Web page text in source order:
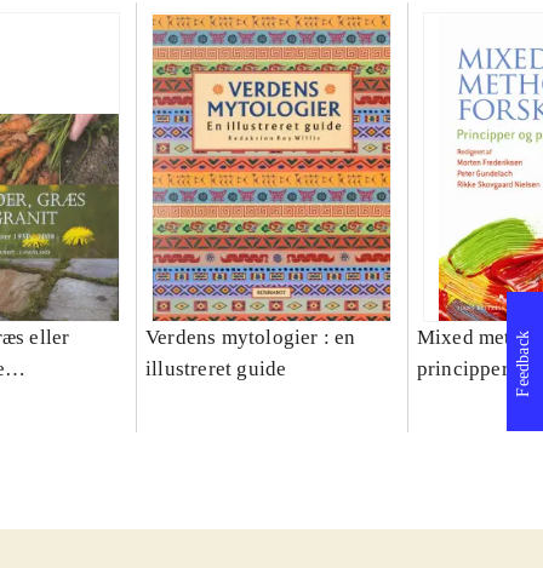
eller
Verdens mytologier : en
illustreret guide
Mixed
principper og
Feedback